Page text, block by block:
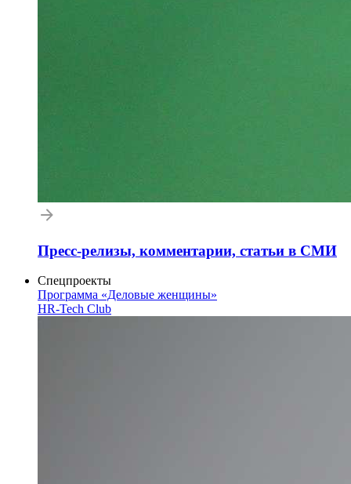
Пресс-релизы, комментарии, статьи в СМИ
Спецпроекты
Программа «Деловые женщины»
HR-Tech Club